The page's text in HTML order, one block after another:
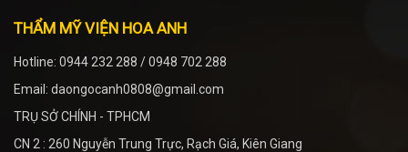
THẨM MỸ VIỆN HOA ANH
Hotline: 0944 232 288 / 0948 702 288
Email: daongocanh0808@gmail.com
TRỤ SỞ CHÍNH - TPHCM
CN 2 : 260 Nguyễn Trung Trực, Rạch Giá, Kiên Giang